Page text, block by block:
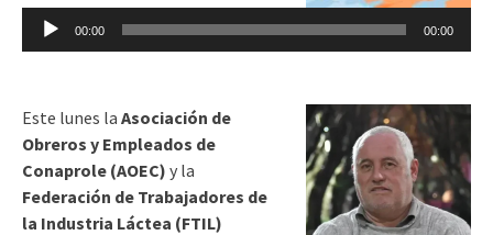
de
audio
00:00 00:00
Este lunes la Asociación de
Obreros y Empleados de
Conaprole (AOEC) y la
Federación de Trabajadores de
la Industria Láctea (FTIL)